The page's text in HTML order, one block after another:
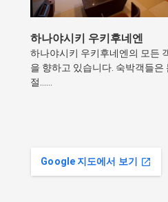
하나야시키 우키후네엔
하나야시키 우키후네엔의 모든
을 향하고 있습니다. 숙박객들은
절……
Google 지도에서 보기